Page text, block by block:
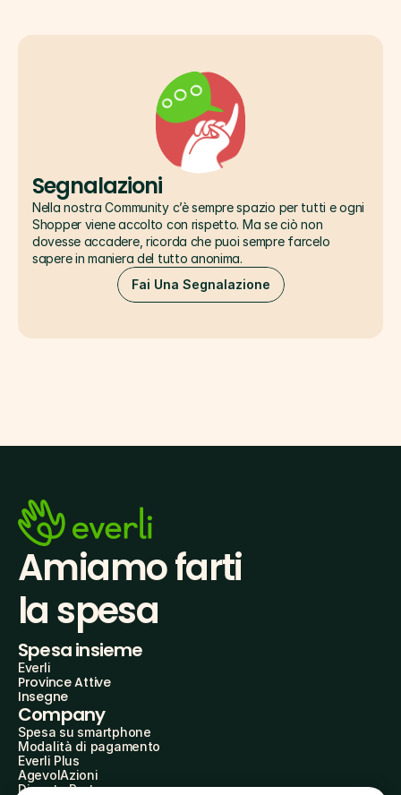
Segnalazioni
Nella nostra Community c’è sempre spazio per tutti e ogni
Shopper viene accolto con rispetto. Ma se ciò non
dovesse accadere, ricorda che puoi sempre farcelo
sapere in maniera del tutto anonima.
Fai Una Segnalazione
Amiamo farti
la spesa
Spesa insieme
Everli
Province Attive
Insegne
Company
Spesa su smartphone
Modalità di pagamento
Everli Plus
AgevolAzioni
Diventa Partner